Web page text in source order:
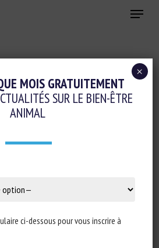
Menu
MOIS GRATUITEMENT
SUR LE BIEN-ÊTRE
ANIMAL
ci-dessous pour vous inscrire à
×